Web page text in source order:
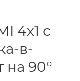
4х1 с
в-
на 90°